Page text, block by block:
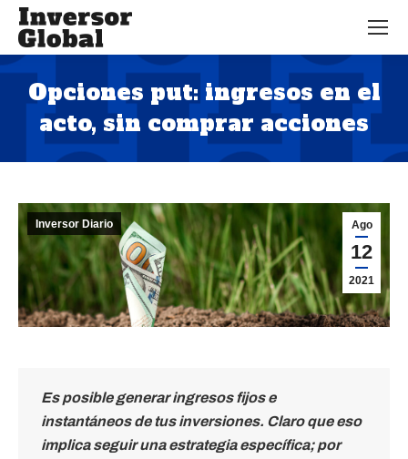
Opciones put: ingresos en el
acto, sin comprar acciones
Estás aquí:
Ago
12
2021
Inversor Diario
Es posible generar ingresos fijos e
instantáneos de tus inversiones. Claro que eso
implica seguir una estrategia específica; por